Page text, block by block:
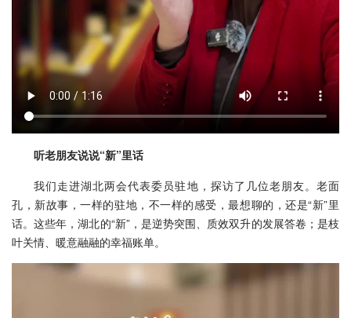
听老朋友说说“新”里话
我们走进湖北两会代表委员驻地，探访了几位老朋友。老面
孔，新故事，一样的驻地，不一样的感受，最想聊的，还是“新”里
话。这些年，湖北的“新”，是逆势突围、质效双升的发展答卷；是枝
叶关情、暖意融融的幸福账单。